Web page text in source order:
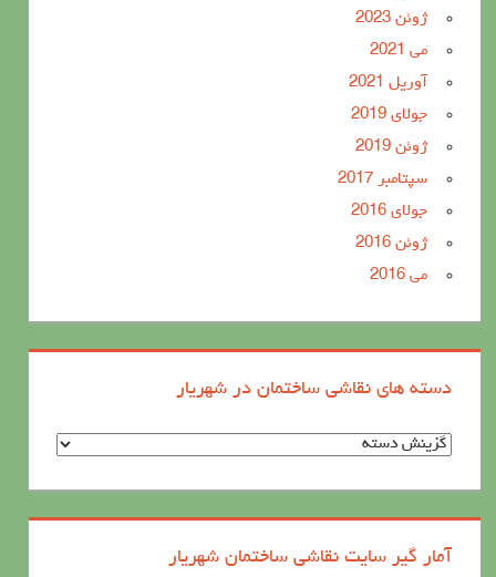
ژوئن 2023
می 2021
آوریل 2021
جولای 2019
ژوئن 2019
سپتامبر 2017
جولای 2016
ژوئن 2016
می 2016
دسته های نقاشی ساختمان در شهریار
د
آمار گیر سایت نقاشی ساختمان شهریار